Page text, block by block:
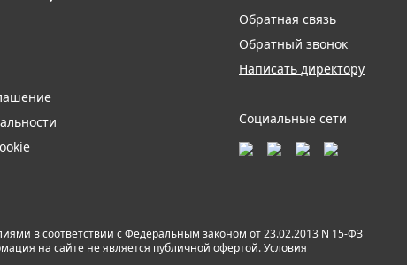
Обратная связь
Обратный звонок
Написать директору
Социальные сети
в соответствии с Федеральным законом от 23.02.2013 N 15-ФЗ
на сайте не является публичной офертой. Условия